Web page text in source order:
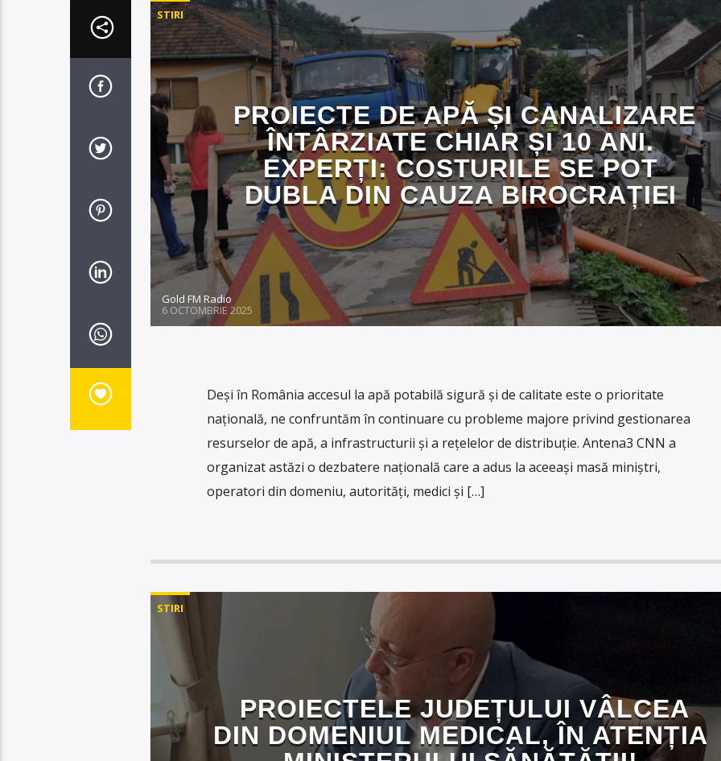
STIRI
PROIECTE DE APĂ ȘI CANALIZARE
ÎNTÂRZIATE CHIAR ȘI 10 ANI.
EXPERȚI: COSTURILE SE POT
DUBLA DIN CAUZA BIROCRAȚIEI
Gold FM Radio
6 OCTOMBRIE 2025
Deși în România accesul la apă potabilă sigură și de calitate este o prioritate
națională, ne confruntăm în continuare cu probleme majore privind gestionarea
resurselor de apă, a infrastructurii și a rețelelor de distribuție. Antena3 CNN a
organizat astăzi o dezbatere națională care a adus la aceeași masă miniștri,
operatori din domeniu, autorități, medici și […]
STIRI
PROIECTELE JUDEȚULUI VÂLCEA
DIN DOMENIUL MEDICAL, ÎN ATENȚIA